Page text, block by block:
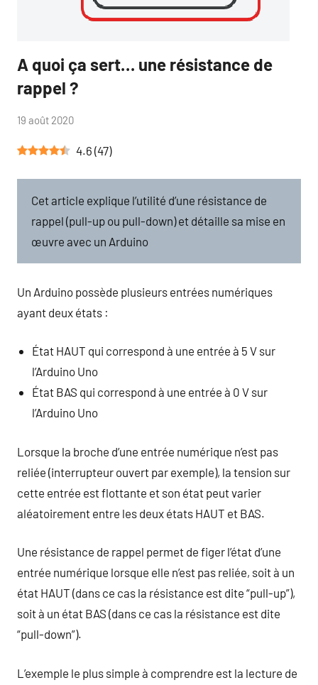
Blog
A quoi ça sert… une résistance de
rappel ?
par
19 août 2020
4.6 (47)
Cet article explique l’utilité d’une résistance de
rappel (pull-up ou pull-down) et détaille sa mise en
œuvre avec un Arduino
Un Arduino possède plusieurs entrées numériques
ayant deux états :
État HAUT qui correspond à une entrée à 5 V sur
l’Arduino Uno
État BAS qui correspond à une entrée à 0 V sur
l’Arduino Uno
Lorsque la broche d’une entrée numérique n’est pas
reliée (interrupteur ouvert par exemple), la tension sur
cette entrée est flottante et son état peut varier
aléatoirement entre les deux états HAUT et BAS.
Une résistance de rappel permet de figer l’état d’une
entrée numérique lorsque elle n’est pas reliée, soit à un
état HAUT (dans ce cas la résistance est dite “pull-up”),
soit à un état BAS (dans ce cas la résistance est dite
“pull-down”).
L’exemple le plus simple à comprendre est la lecture de